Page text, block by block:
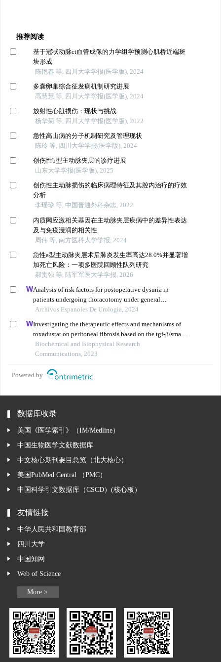
推荐阅读
基于冠状动脉ct血管成像的力学组学预测心肌桥近端斑
块形成
陈艳春 等, 四川大学学报(医学版), 2024
多囊卵巢综合征发病机制研究进展
高慧慧 等, 四川大学学报(医学版), 2024
放射性心脏损伤：现状与挑战
杨华菊 等, 四川大学学报(医学版), 2022
急性高山病的分子机制研究及管理现状
陈玲 等, 四川大学学报(医学版), 2024
创伤性b型主动脉夹层的诊疗进展
山东大学学报(医学版), 2025
创伤性主动脉损伤的临床病理特征及其腔内治疗的疗效
分析
李瑶珍 等, 中国普通外科杂志, 2022
内质网应激相关基因在主动脉夹层疾病中的差异性表达
及与免疫浸润的相关性
周伟 等, 南方医科大学学报, 2024
急性a型主动脉夹层术后肺炎发生率高达28.0%并显著增
加死亡风险：一项多医院回顾性队列研究
郝贵强 等, 陆军军医大学学报, 2026
Analysis of risk factors for postoperative dysuria in
patients undergoing thoracotomy under general
anaesthesia
Archivos Espanoles De Urologia, 2024
Investigating the therapeutic effects and mechanisms of
roxadustat on peritoneal fibrosis based on the tgf-β/smad
pathway
Biochemical and Biophysical Research
Communications, 2023
Powered by
数据库收录
美国《医学索引》（IM/Medline）
中国生物医学文献数据库
中文核心期刊要目总览（北大核心）
美国PubMed Central （PMC）
中国科学引文数据库（CSCD）(核心板）
友情链接
中华人民共和国教育部
四川大学
中国知网
Web of Science
More >